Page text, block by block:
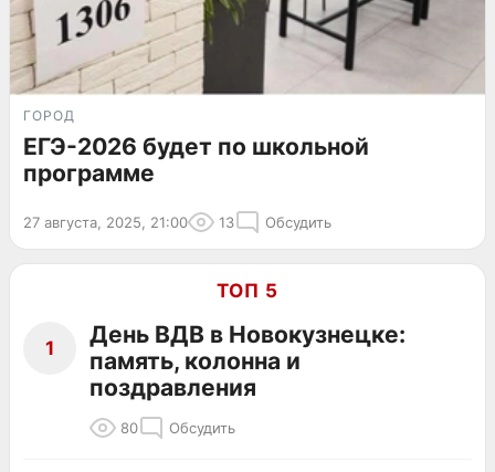
ГОРОД
ЕГЭ-2026 будет по школьной
программе
27 августа, 2025, 21:00 13 Обсудить
ТОП 5
1
День ВДВ в Новокузнецке:
память, колонна и
поздравления
80 Обсудить